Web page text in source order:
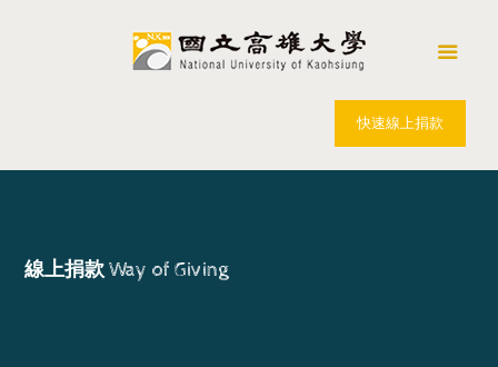
快速線上捐款
線上捐款 Way of Giving